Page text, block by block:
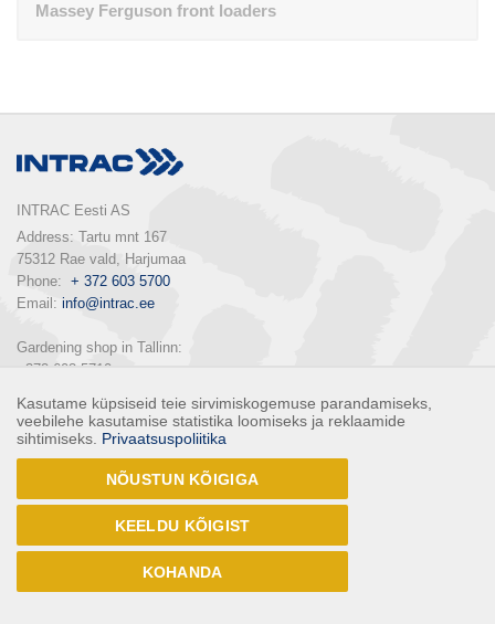
Massey Ferguson front loaders
INTRAC Eesti AS
Address: Tartu mnt 167
75312 Rae vald, Harjumaa
Phone: + 372 603 5700
Email: info@intrac.ee
Gardening shop in Tallinn:
+372 603 5710
ALL CONTACTS
Kasutame küpsiseid teie sirvimiskogemuse parandamiseks,
veebilehe kasutamise statistika loomiseks ja reklaamide
sihtimiseks. Privaatsuspoliitika
NÕUSTUN KÕIGIGA
KEELDU KÕIGIST
KOHANDA